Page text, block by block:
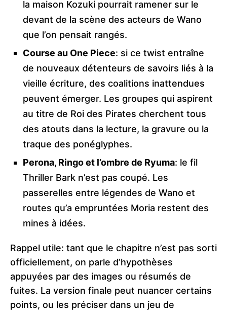
la maison Kozuki pourrait ramener sur le
devant de la scène des acteurs de Wano
que l’on pensait rangés.
Course au One Piece: si ce twist entraîne
de nouveaux détenteurs de savoirs liés à la
vieille écriture, des coalitions inattendues
peuvent émerger. Les groupes qui aspirent
au titre de Roi des Pirates cherchent tous
des atouts dans la lecture, la gravure ou la
traque des ponéglyphes.
Perona, Ringo et l’ombre de Ryuma: le fil
Thriller Bark n’est pas coupé. Les
passerelles entre légendes de Wano et
routes qu’a empruntées Moria restent des
mines à idées.
Rappel utile: tant que le chapitre n’est pas sorti
officiellement, on parle d’hypothèses
appuyées par des images ou résumés de
fuites. La version finale peut nuancer certains
points, ou les préciser dans un jeu de